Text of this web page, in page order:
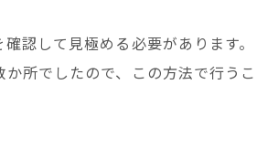
認して見極める必要があります。
所でしたので、この方法で行うこ